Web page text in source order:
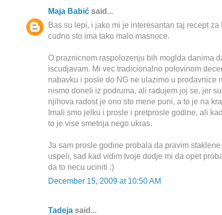
Maja Babić said...
Bas su lepi, i jako mi je interesantan taj recept za
cudno sto ima tako malo masnoce.
O praznicnom raspolozenju bih moglda danima
iscudjavam. Mi vec tradicionalno polovinom
nabavku i posle do NG ne ulazimo u prodavnice
nismo doneli iz podruma, ali radujem joj se, jer
njihova radost je ono sto mene puni, a to je na
Imali smo jelku i prosle i pretprosle godine, ali
to je vise smetnja nego ukras.
Ja sam prosle godine probala da pravim
uspeli, sad kad vidim tvoje dodje mi da opet
da to necu uciniti :)
December 15, 2009 at 10:50 AM
Tadeja said...